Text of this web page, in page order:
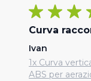
Curva
Ivan
1x Curva
ABS per